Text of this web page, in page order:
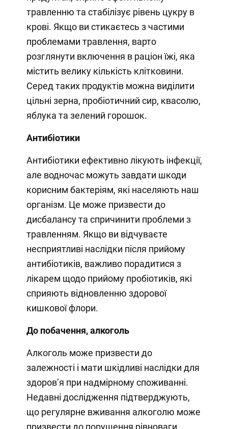
травленню та стабілізує рівень цукру в
крові. Якщо ви стикаєтесь з частими
проблемами травлення, варто
розглянути включення в раціон їжі, яка
містить велику кількість клітковини.
Серед таких продуктів можна виділити
цільні зерна, пробіотичний сир, квасолю,
яблука та зелений горошок.
Антибіотики
Антибіотики ефективно лікують інфекції,
але водночас можуть завдати шкоди
корисним бактеріям, які населяють наш
організм. Це може призвести до
дисбалансу та спричинити проблеми з
травленням. Якщо ви відчуваєте
несприятливі наслідки після прийому
антибіотиків, важливо порадитися з
лікарем щодо прийому пробіотиків, які
сприяють відновленню здорової
кишкової флори.
До побачення, алкоголь
Алкоголь може призвести до
залежності і мати шкідливі наслідки для
здоров’я при надмірному споживанні.
Недавні дослідження підтверджують,
що регулярне вживання алкоголю може